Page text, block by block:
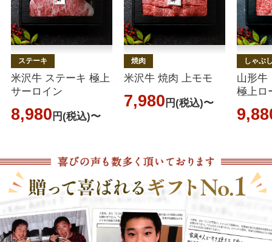
ステーキ
米沢牛 ステーキ 極上
サーロイン
8,980 円(税込)〜
焼肉
米沢牛 焼肉 上モモ
7,980 円(税込)〜
しゃぶ
山形牛
極上ロ